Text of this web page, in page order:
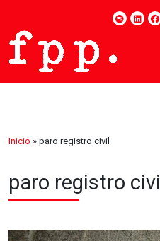
Inicio » paro registro civil
paro registro civil